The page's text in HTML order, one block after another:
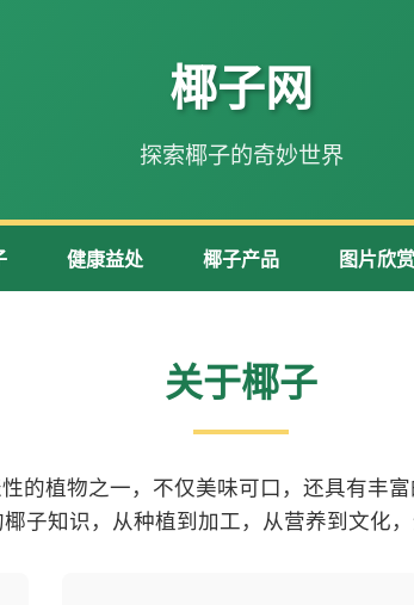
椰子网
探索椰子的奇妙世界
健康益处 椰子产品 图片欣赏
关于椰子
的植物之一，不仅美味可口，还具有丰
子知识，从种植到加工，从营养到文化